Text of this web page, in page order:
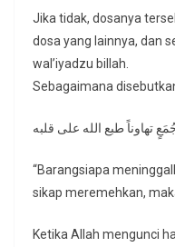
Jika tidak, dosanya
dosa yang lainnya, dan
wal’iyadzu billah.
Sebagaimana
“Barangsiapa
sikap meremehkan,
Ketika Allah mengunci